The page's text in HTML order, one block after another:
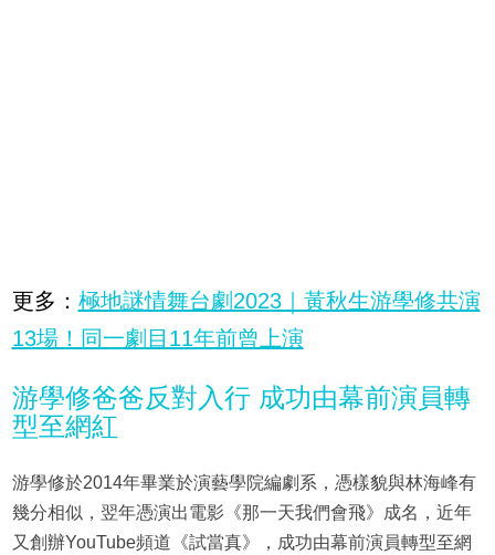
更多： 極地謎情舞台劇2023｜黃秋生游學修共演
13場！同一劇目11年前曾上演
游學修爸爸反對入行 成功由幕前演員轉
型至網紅
游學修於2014年畢業於演藝學院編劇系，憑樣貌與林海峰有
幾分相似，翌年憑演出電影《那一天我們會飛》成名，近年
又創辦YouTube頻道《試當真》，成功由幕前演員轉型至網